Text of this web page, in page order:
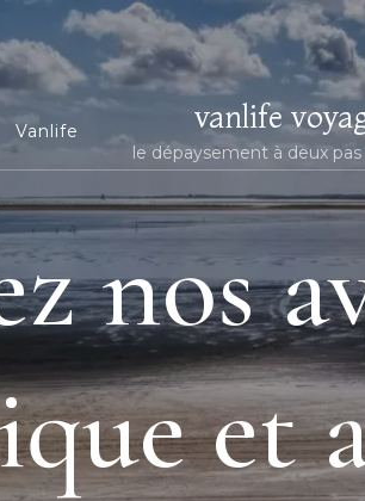
Vanlife vanlife
le dépaysement à deux
nos
et